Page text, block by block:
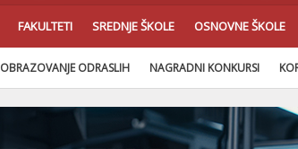
FAKULTETI SREDNJE ŠKOLE OSNOVNE ŠKOLE
OBRAZOVANJE ODRASLIH NAGRADNI KONKURSI